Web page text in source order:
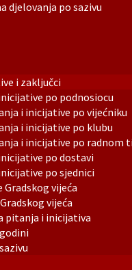
djelovanja po sazivu
i zaključci
po podnosiocu
i inicijative po vijećniku
i inicijative po klubu
i inicijative po radnom
po dostavi
po sjednici
vijeća
vijeća
pitanja i inicijativa